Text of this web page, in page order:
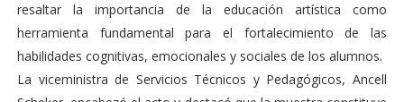
resaltar la importancia de la educación artística como
herramienta fundamental para el fortalecimiento de las
habilidades cognitivas, emocionales y sociales de los alumnos.
La viceministra de Servicios Técnicos y Pedagógicos, Ancell